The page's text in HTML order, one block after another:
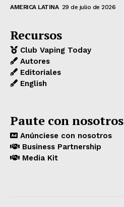
AMERICA LATINA 29 de julio de 2026
Recursos
Club Vaping Today
Autores
Editoriales
English
Paute con nosotros
Anúnciese con nosotros
Business Partnership
Media Kit